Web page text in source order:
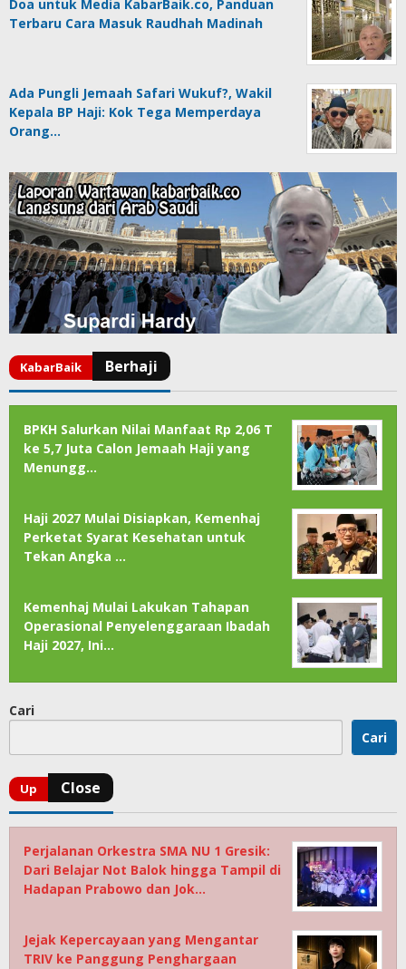
Doa untuk Media KabarBaik.co, Panduan
Terbaru Cara Masuk Raudhah Madinah
Ada Pungli Jemaah Safari Wukuf?, Wakil
Kepala BP Haji: Kok Tega Memperdaya
Orang…
BPKH Salurkan Nilai Manfaat Rp 2,06 T
ke 5,7 Juta Calon Jemaah Haji yang
Menungg…
Haji 2027 Mulai Disiapkan, Kemenhaj
Perketat Syarat Kesehatan untuk
Tekan Angka …
Kemenhaj Mulai Lakukan Tahapan
Operasional Penyelenggaraan Ibadah
Haji 2027, Ini…
Cari
Cari
Perjalanan Orkestra SMA NU 1 Gresik:
Dari Belajar Not Balok hingga Tampil di
Hadapan Prabowo dan Jok…
Jejak Kepercayaan yang Mengantar
TRIV ke Panggung Penghargaan